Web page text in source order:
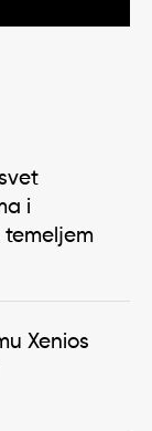
i
Xenios